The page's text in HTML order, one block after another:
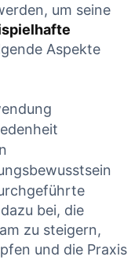
um seine
Aspekte
bei, die
⁤zu steigern,
und die ‌Praxis